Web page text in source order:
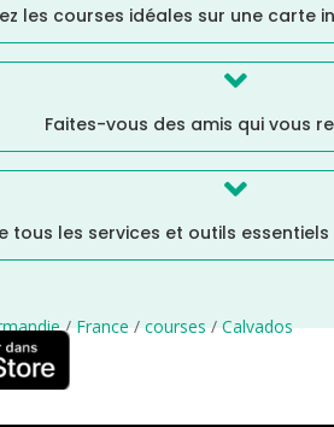
les courses idéales sur une carte

Faites-vous des amis qui vous

tous les services et outils
/France/courses/Calvados